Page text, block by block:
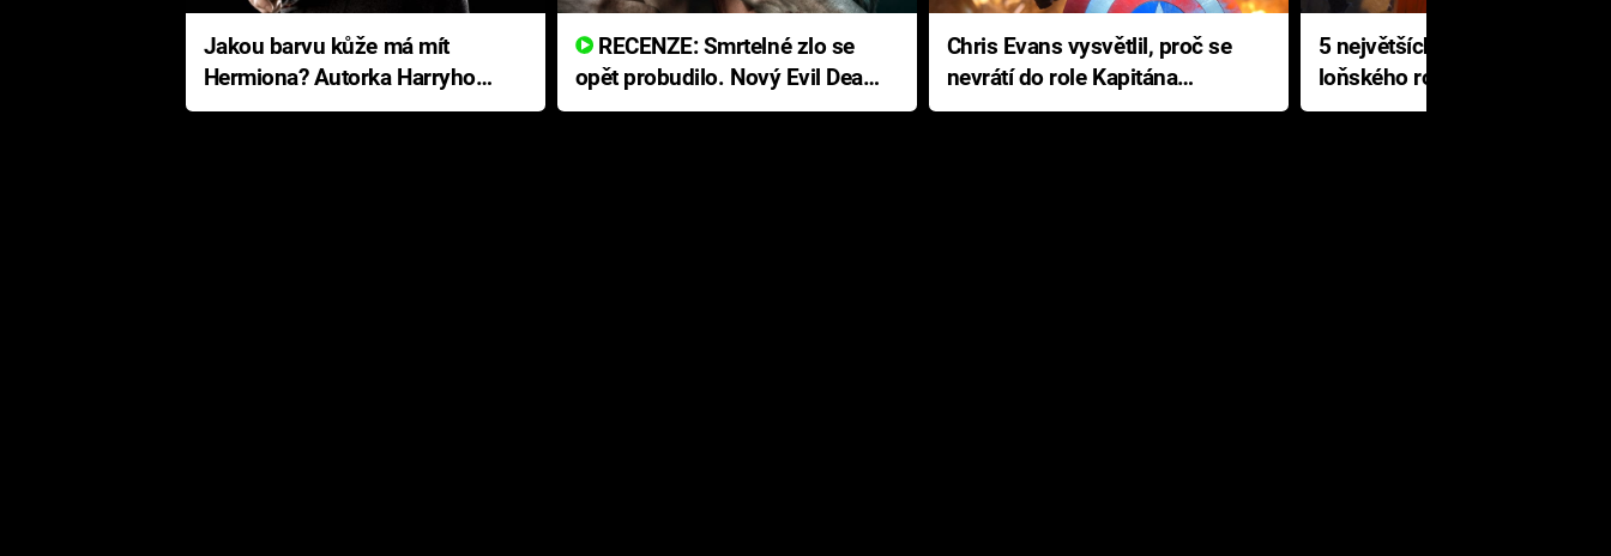
Jakou barvu kůže má mít
Hermiona? Autorka Harryho
Pottera přišla s ráznou
RECENZE: Smrtelné zlo se
opět probudilo. Nový Evil Dead
přichází s neodolatelnou
Chris Evans vysvětlil, proč se
nevrátí do role Kapitána
Ameriky
5 největších propadáků
loňského roku: Disney na
jediné katastrofě prodělal 200